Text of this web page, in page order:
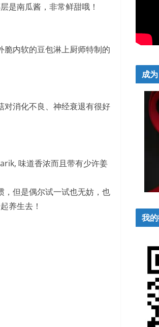
是南瓜酱，非常鲜甜哦！
内软的豆包淋上厨师特制的
对消化不良、神经衰退有很好
味道香浓而且带有少许姜
，但是偶尔试一试也无妨，也
养生去！
成
我